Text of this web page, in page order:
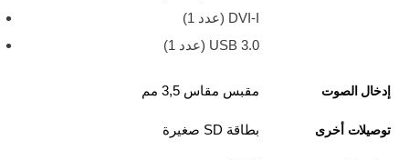
DVI-I (عدد 1)
USB 3.0 ‏(عدد 1)
إدخال الصوت مقبس مقاس 3,5 مم
توصيلات أخرى بطاقة SD صغيرة